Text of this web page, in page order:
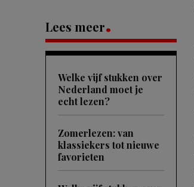
Lees meer
Welke vijf stukken over
Nederland moet je
echt lezen?
Zomerlezen: van
klassiekers tot nieuwe
favorieten